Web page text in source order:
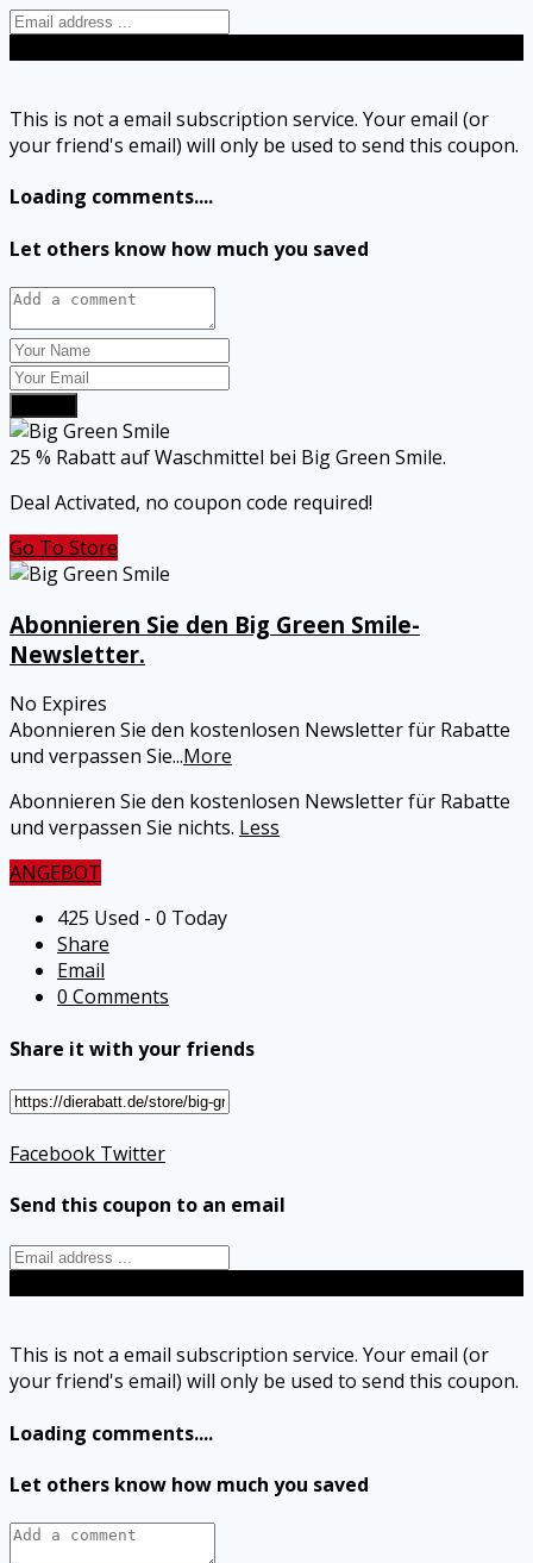
This is not a email subscription service. Your email (or
your friend's email) will only be used to send this coupon.
Loading comments....
Let others know how much you saved
25 % Rabatt auf Waschmittel bei Big Green Smile.
Deal Activated, no coupon code required!
Go To Store
Abonnieren Sie den Big Green Smile-
Newsletter.
No Expires
Abonnieren Sie den kostenlosen Newsletter für Rabatte
und verpassen Sie...More
Abonnieren Sie den kostenlosen Newsletter für Rabatte
und verpassen Sie nichts. Less
ANGEBOT
425 Used - 0 Today
Share
Email
0 Comments
Share it with your friends
Facebook Twitter
Send this coupon to an email
This is not a email subscription service. Your email (or
your friend's email) will only be used to send this coupon.
Loading comments....
Let others know how much you saved